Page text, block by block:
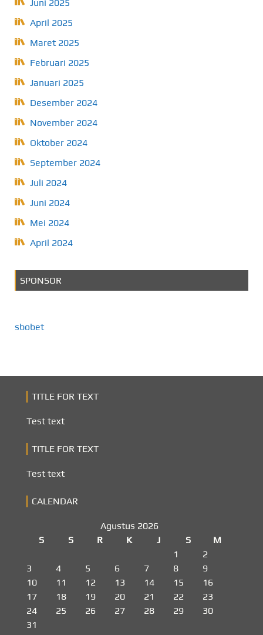
Juni 2025
April 2025
Maret 2025
Februari 2025
Januari 2025
Desember 2024
November 2024
Oktober 2024
September 2024
Juli 2024
Juni 2024
Mei 2024
April 2024
SPONSOR
sbobet
TITLE FOR TEXT
Test text
TITLE FOR TEXT
Test text
CALENDAR
Agustus 2026
S
S R K J S
M
1
2
3
4 5 6 7 8
9
10
11 12 13 14 15
16
17
18 19 20 21 22
23
24
25 26 27 28 29
30
31